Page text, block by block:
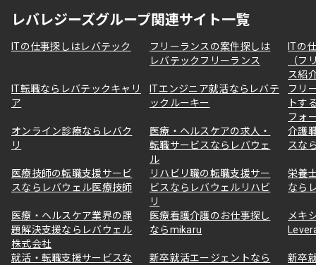
レバレジーズグループ関連サイト一覧
ITの仕事探しはレバテック
フリーランスの案件探しは
レバテックフリーランス
ITの
（フ
ス紹
IT転職ならレバテックキャリ
ア
ITエンジニア就活ならレバテ
ックルーキー
フリ
トす
フォ
オンライン診療ならレバク
リ
医療・ヘルスケアの求人・
転職サービスならレバウェ
ル
介護
スな
医療技師の転職支援サービ
スならレバウェル医療技師
リハビリ職の転職支援サー
ビスならレバウェルリハビ
リ
栄養
なら
医療・ヘルスケア業界の課
題解決支援ならレバウェル
株式会社
医療看護介護のお仕事探し
ならmikaru
メキ
就活・転職支援サービスな
新卒就活エージェントなら
新卒